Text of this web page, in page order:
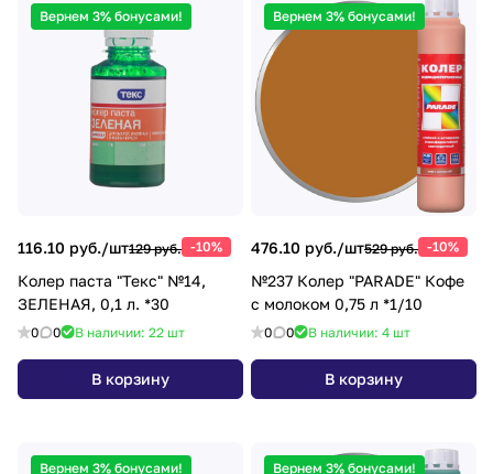
Вернем 3% бонусами!
116.10 руб./шт129 руб. -10%
Колер паста "Текс" №14,
ЗЕЛЕНАЯ, 0,1 л. *30
0 0 В наличии: 22 шт
В корзину
Вернем 3% бонусами!
476.10 руб./шт529 руб. -10%
№237 Колер "PARADE" Кофе
с молоком 0,75 л *1/10
0 0 В наличии: 4 шт
В корзину
Вернем 3% бонусами! Вернем 3% бонусами!